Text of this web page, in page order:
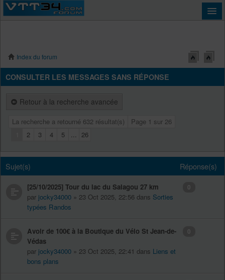
Index du forum
CONSULTER LES MESSAGES SANS RÉPONSE
Retour à la recherche avancée
La recherche a retourné 632 résultat(s) Page 1 sur 26
2 3 4 5 ... 26
Sujet(s) Réponse(s)
[25/10/2025] Tour du lac du Salagou 27 km
par jocky34000 » 23 Oct 2025, 22:56 dans Sorties
typées Randos
0
Avoir de 100€ à la Boutique du Vélo St Jean-de-
Védas
par jocky34000 » 23 Oct 2025, 22:41 dans Liens et
bons plans
0